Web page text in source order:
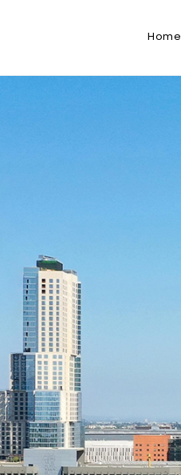
Home